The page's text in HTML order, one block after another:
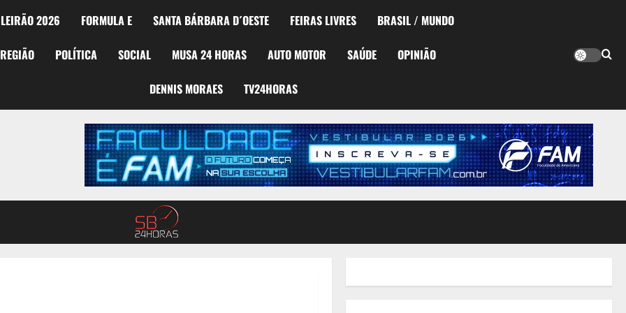
2026 FORMULA E SANTA BÁRBARA D´OESTE FEIRAS LIVRES BRASIL / MUNDO
REGIÃO POLÍTICA SOCIAL MUSA 24 HORAS AUTO MOTOR SAÚDE OPINIÃO
DENNIS MORAES TV24HORAS